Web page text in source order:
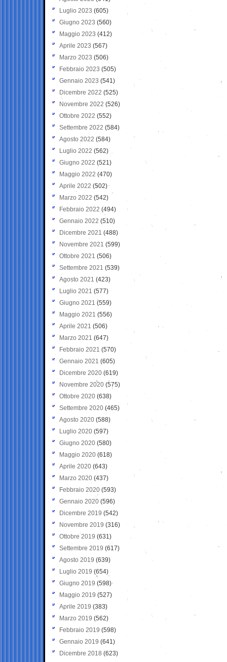
Luglio 2023 (605)
Giugno 2023 (560)
Maggio 2023 (412)
Aprile 2023 (567)
Marzo 2023 (506)
Febbraio 2023 (505)
Gennaio 2023 (541)
Dicembre 2022 (525)
Novembre 2022 (526)
Ottobre 2022 (552)
Settembre 2022 (584)
Agosto 2022 (584)
Luglio 2022 (562)
Giugno 2022 (521)
Maggio 2022 (470)
Aprile 2022 (502)
Marzo 2022 (542)
Febbraio 2022 (494)
Gennaio 2022 (510)
Dicembre 2021 (488)
Novembre 2021 (599)
Ottobre 2021 (506)
Settembre 2021 (539)
Agosto 2021 (423)
Luglio 2021 (577)
Giugno 2021(559)
Maggio 2021 (556)
Aprile 2021 (506)
Marzo 2021 (647)
Febbraio 2021 (570)
Gennaio 2021 (605)
Dicembre 2020 (619)
Novembre 2020 (575)
Ottobre 2020 (638)
Settembre 2020(465)
Agosto 2020 (588)
Luglio 2020 (597)
Giugno 2020 (580)
Maggio 2020 (618)
Aprile 2020 (643)
Marzo 2020 (437)
Febbraio 2020 (593)
Gennaio 2020 (596)
Dicembre 2019 (542)
Novembre 2019 (316)
Ottobre 2019 (631)
Settembre 2019 (617)
Agosto 2019 (639)
Luglio 2019 (654)
Giugno 2019 (598)
Maggio 2019 (527)
Aprile 2019 (383)
Marzo 2019 (562)
Febbraio 2019 (598)
Gennaio 2019 (641)
Dicembre 2018 (623)